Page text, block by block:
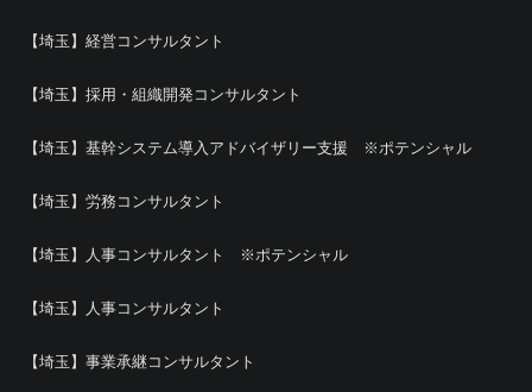
【埼玉】経営コンサルタント
【埼玉】採用・組織開発コンサルタント
【埼玉】基幹システム導入アドバイザリー支援 ※ポテンシャル
【埼玉】労務コンサルタント
【埼玉】人事コンサルタント ※ポテンシャル
【埼玉】人事コンサルタント
【埼玉】事業承継コンサルタント